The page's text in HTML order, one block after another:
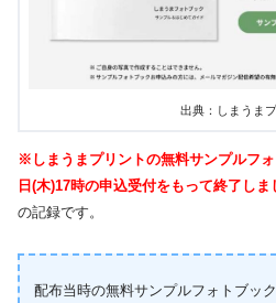
出典：しまうま
※しまうまプリントの無料サンプルフ
日(木)17時の申込受付をもって終了しま
の記録です。
配布当時の無料サンプルフォトブック